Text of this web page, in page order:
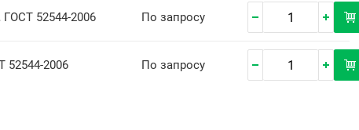
ГОСТ 52544-2006 По запросу
52544-2006 По запросу